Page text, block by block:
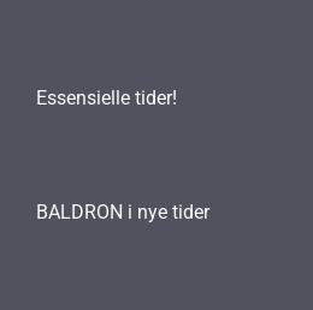
Essensielle tider!
BALDRON i nye tider